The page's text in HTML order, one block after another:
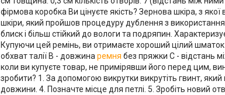
фірмова коробка Ви цінуєте якість? Зернова шкіра, з
шкіри, який пройшов процедуру дублення з
блиск і більш стійкий до вологи та подряпин.
Купуючи цей ремінь, ви отримаєте хороший цілий
обхват талії B - довжинаремня без пряжки С - відстань
коли ви купуєте товар, не примірявши його перед цим,
зробити? 1. За допомогою викрутки викрутіть гвинт,
довжини. 4. Позначте місце для петлі. 5. Зробіть новий